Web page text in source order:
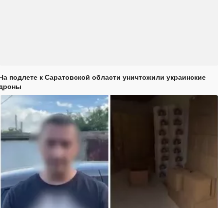
подлете к Саратовской области уничтожили украинские